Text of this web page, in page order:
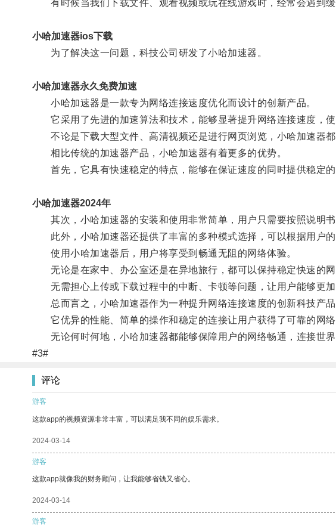
有时候当我们下载文件、观看视频或玩在线游戏时，经常会遇到缓
小哈加速器ios下载
为了解决这一问题，科技公司研发了小哈加速器。
小哈加速器永久免费加速
小哈加速器是一款专为网络连接速度优化而设计的创新产品。
它采用了先进的加速算法和技术，能够显著提升网络连接速度，使
不论是下载大型文件、高清视频还是进行网页浏览，小哈加速器都
相比传统的加速器产品，小哈加速器有着更多的优势。
首先，它具有快速稳定的特点，能够在保证速度的同时提供稳定的
小哈加速器2024年
其次，小哈加速器的安装和使用非常简单，用户只需要按照说明书
此外，小哈加速器还提供了丰富的多种模式选择，可以根据用户的
使用小哈加速器后，用户将享受到畅通无阻的网络体验。
无论是在家中、办公室还是在异地旅行，都可以保持稳定快速的网
无需担心上传或下载过程中的中断、卡顿等问题，让用户能够更加
总而言之，小哈加速器作为一种提升网络连接速度的创新科技产品
它优异的性能、简单的操作和稳定的连接让用户获得了可靠的网络
无论何时何地，小哈加速器都能够保障用户的网络畅通，连接世界
#3#
评论
游客
这款app的视频资源非常丰富，可以满足我不同的娱乐需求。
2024-03-14
游客
这款app就像我的财务顾问，让我能够省钱又省心。
2024-03-14
游客